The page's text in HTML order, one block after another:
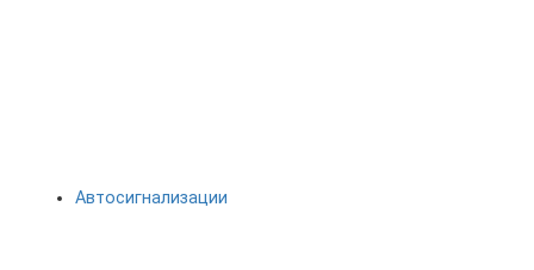
Автосигнализации